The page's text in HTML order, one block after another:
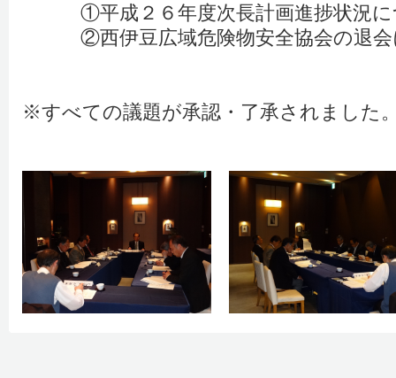
①平成２６年度次長計画進捗状況に
②西伊豆広域危険物安全協会の退会
※すべての議題が承認・了承されました